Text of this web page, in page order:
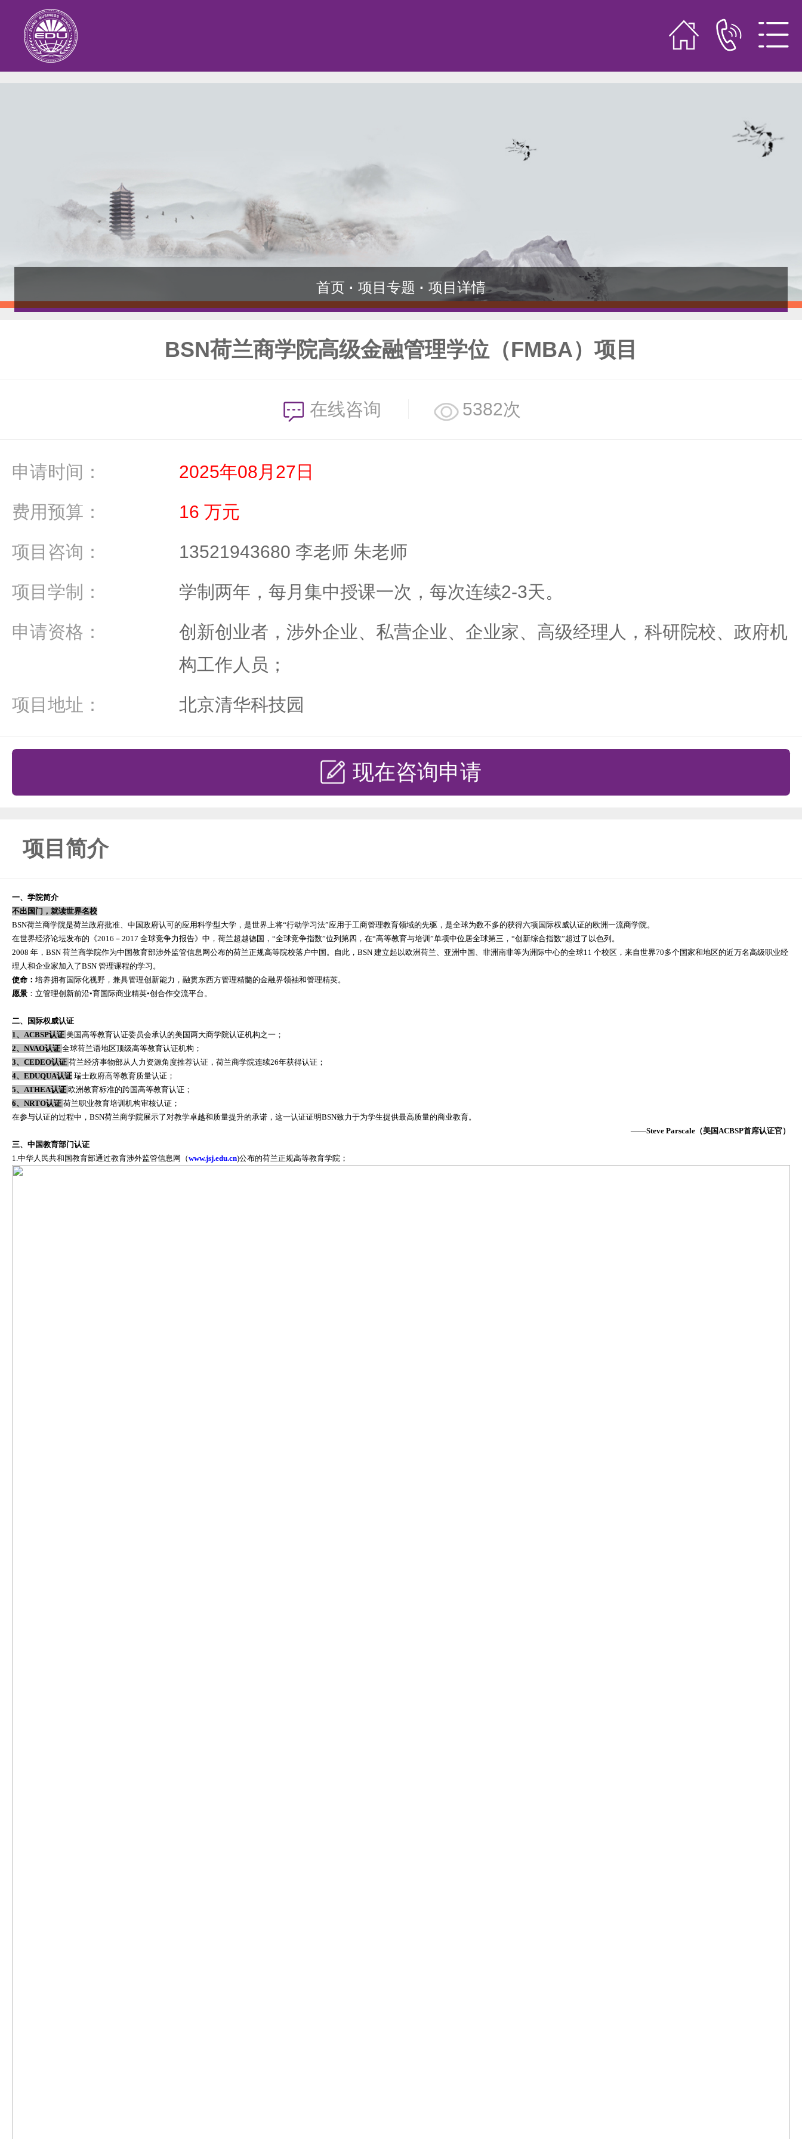
首页 · 项目专题 · 项目详情
BSN荷兰商学院高级金融管理学位（FMBA）项目
在线咨询 5382次
申请时间： 2025年08月27日
费用预算： 16 万元
项目咨询： 13521943680 李老师 朱老师
项目学制： 学制两年，每月集中授课一次，每次连续2-3天。
申请资格：
创新创业者，涉外企业、私营企业、企业家、高级经理人，科研院校、政府机
构工作人员；
项目地址： 北京清华科技园
现在咨询申请
项目简介
一、学院简介
不出国门，就读世界名校
BSN荷兰商学院是荷兰政府批准、中国政府认可的应用科学型大学，是世界上将“行动学习法”应用于工商管理教育领域的先驱，是全球为数不多的获得六项国际权威认证的欧洲一流商学院。
在世界经济论坛发布的《2016－2017 全球竞争力报告》中，荷兰超越德国，“全球竞争指数”位列第四，在“高等教育与培训”单项中位居全球第三，“创新综合指数”超过了以色列。
2008 年，BSN 荷兰商学院作为中国教育部涉外监管信息网公布的荷兰正规高等院校落户中国。自此，BSN 建立起以欧洲荷兰、亚洲中国、非洲南非等为洲际中心的全球11 个校区，来自世界70多个国家和地区的近万名高级职业经
理人和企业家加入了BSN 管理课程的学习。
使命： 培养拥有国际化视野，兼具管理创新能力，融贯东西方管理精髓的金融界领袖和管理精英。
愿景 ：立管理创新前沿•育国际商业精英•创合作交流平台。
二、国际权威认证
1、ACBSP认证 美国高等教育认证委员会承认的美国两大商学院认证机构之一；
2、NVAO认证 全球荷兰语地区顶级高等教育认证机构；
3、CEDEO认证 荷兰经济事物部从人力资源角度推荐认证，荷兰商学院连续26年获得认证；
4、EDUQUA认证 瑞士政府高等教育质量认证；
5、ATHEA认证 欧洲教育标准的跨国高等教育认证；
6、NRTO认证 荷兰职业教育培训机构审核认证；
在参与认证的过程中，BSN荷兰商学院展示了对教学卓越和质量提升的承诺，这一认证证明BSN致力于为学生提供最高质量的商业教育。
——Steve Parscale（美国ACBSP首席认证官）
三、中国教育部门认证
1.中华人民共和国教育部通过教育涉外监管信息网（www.jsj.edu.cn)公布的荷兰正规高等教育学院；